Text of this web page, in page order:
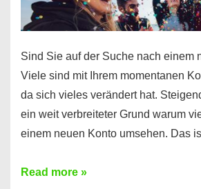
Sind Sie auf der Suche nach einem
Viele sind mit Ihrem momentanen
da sich vieles verändert hat.
ein weit verbreiteter Grund warum
einem neuen Konto umsehen. Das
Konto
Read more »